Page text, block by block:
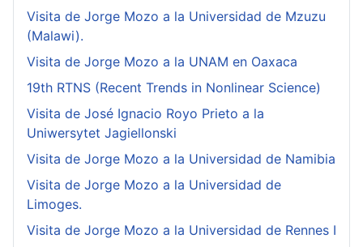
Visita de Jorge Mozo a la Universidad de Mzuzu
(Malawi).
Visita de Jorge Mozo a la UNAM en Oaxaca
19th RTNS (Recent Trends in Nonlinear Science)
Visita de José Ignacio Royo Prieto a la
Uniwersytet Jagiellonski
Visita de Jorge Mozo a la Universidad de Namibia
Visita de Jorge Mozo a la Universidad de
Limoges.
Visita de Jorge Mozo a la Universidad de Rennes I